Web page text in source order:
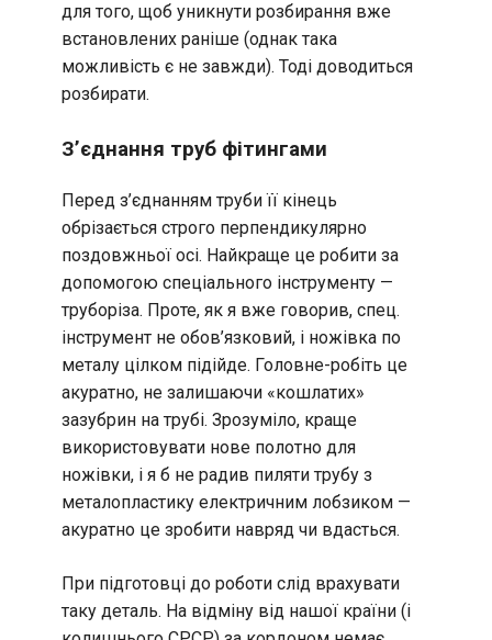
для того, щоб уникнути розбирання вже
встановлених раніше (однак така
можливість є не завжди). Тоді доводиться
розбирати.
З’єднання труб фітингами
Перед з’єднанням труби її кінець
обрізається строго перпендикулярно
поздовжньої осі. Найкраще це робити за
допомогою спеціального інструменту —
труборіза. Проте, як я вже говорив, спец.
інструмент не обов’язковий, і ножівка по
металу цілком підійде. Головне-робіть це
акуратно, не залишаючи «кошлатих»
зазубрин на трубі. Зрозуміло, краще
використовувати нове полотно для
ножівки, і я б не радив пиляти трубу з
металопластику електричним лобзиком —
акуратно це зробити навряд чи вдасться.
При підготовці до роботи слід врахувати
таку деталь. На відміну від нашої країни (і